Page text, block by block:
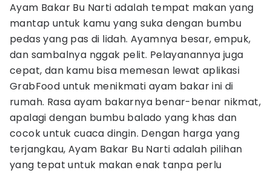
Ayam Bakar Bu Narti adalah tempat makan yang
mantap untuk kamu yang suka dengan bumbu
pedas yang pas di lidah. Ayamnya besar, empuk,
dan sambalnya nggak pelit. Pelayanannya juga
cepat, dan kamu bisa memesan lewat aplikasi
GrabFood untuk menikmati ayam bakar ini di
rumah. Rasa ayam bakarnya benar-benar nikmat,
apalagi dengan bumbu balado yang khas dan
cocok untuk cuaca dingin. Dengan harga yang
terjangkau, Ayam Bakar Bu Narti adalah pilihan
yang tepat untuk makan enak tanpa perlu